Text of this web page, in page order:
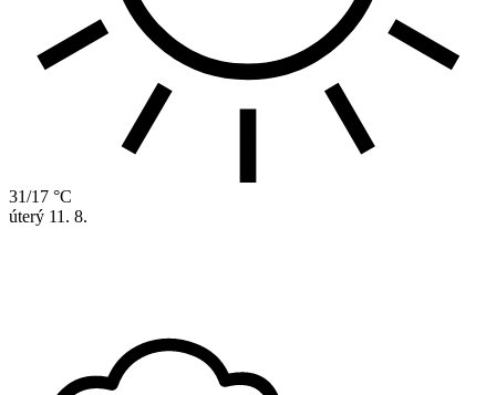
31/17 °C
úterý 11. 8.